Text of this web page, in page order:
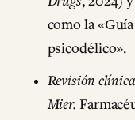
como la
psicodélico».
Revisión
Mier.